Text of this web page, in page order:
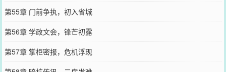
第55章 门前争执，初入省城
第56章 学政文会，锋芒初露
第57章 掌柜密报，危机浮现